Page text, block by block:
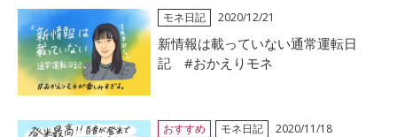
モネ日記 2020/12/21
新情報は載っていない通常運転日
記 #おかえりモネ
おすすめ モネ日記 2020/11/18